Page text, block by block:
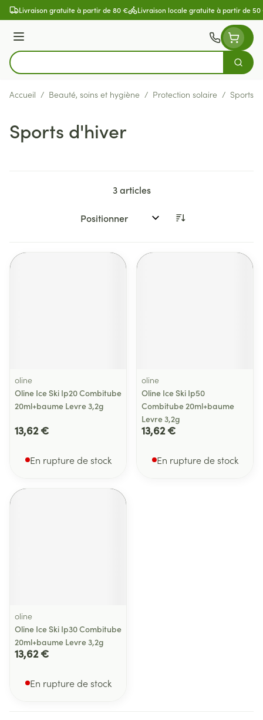
Aller au contenu
Livraison gratuite à partir de 80 € Livraison locale gratuite à partir de
Menu
Rechercher
Accueil / Beauté, soins et hygiène / Protection solaire / Sports
Sports d'hiver
3articles
Trier par:
oline
Oline Ice Ski Ip20 Combitube
20ml+baume Levre 3,2g
13,62 €
En rupture de stock
oline
Oline Ice Ski Ip50
Combitube 20ml+baume
Levre 3,2g
13,62 €
En rupture de stock
oline
Oline Ice Ski Ip30 Combitube
20ml+baume Levre 3,2g
13,62 €
En rupture de stock